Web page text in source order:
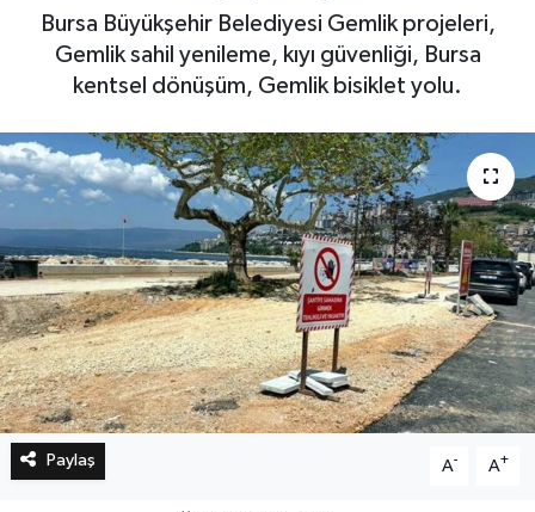
Bursa Büyükşehir Belediyesi Gemlik projeleri,
Gemlik sahil yenileme, kıyı güvenliği, Bursa
kentsel dönüşüm, Gemlik bisiklet yolu.
Paylaş A- A+
Genel